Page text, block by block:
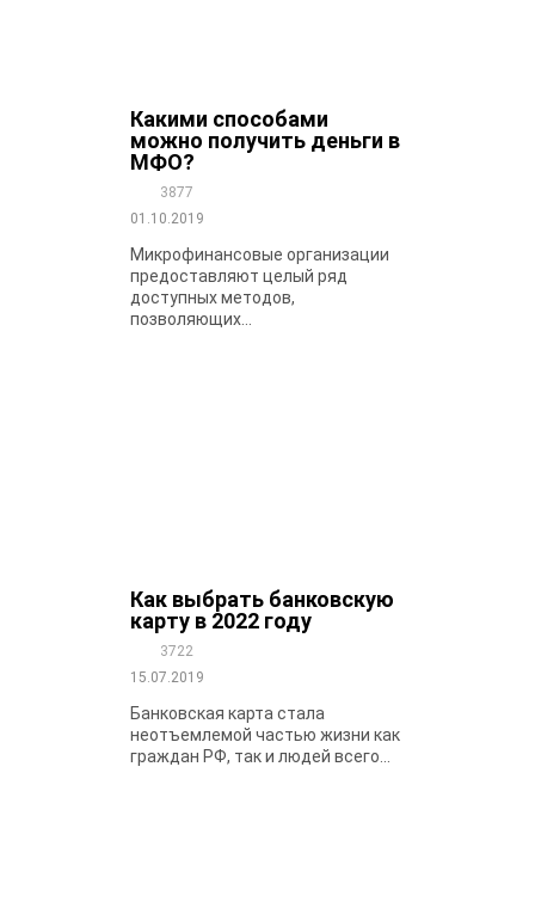
Какими способами
можно получить деньги в
МФО?
3877
01.10.2019
Микрофинансовые организации
предоставляют целый ряд
доступных методов,
позволяющих...
Как выбрать банковскую
карту в 2022 году
3722
15.07.2019
Банковская карта стала
неотъемлемой частью жизни как
граждан РФ, так и людей всего...